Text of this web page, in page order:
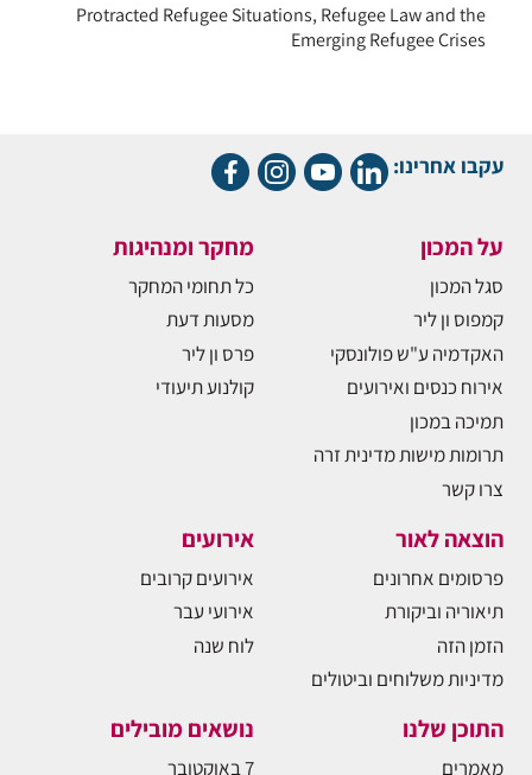
Protracted Refugee Situations, Refugee Law and the
Emerging Refugee Crises
עקבו אחרינו:
על המכון
סגל המכון
קמפוס ון ליר
האקדמיה ע"ש פולונסקי
אירוח כנסים ואירועים
תמיכה במכון
תרומות מישות מדינית זרה
צרו קשר
מחקר ומנהיגות
כל תחומי המחקר
מסעות דעת
פרס ון ליר
קולנוע תיעודי
הוצאה לאור
פרסומים אחרונים
תיאוריה וביקורת
הזמן הזה
מדיניות משלוחים וביטולים
אירועים
אירועים קרובים
אירועי עבר
לוח שנה
התוכן שלנו
מאמרים
נושאים מובילים
7 באוקטובר